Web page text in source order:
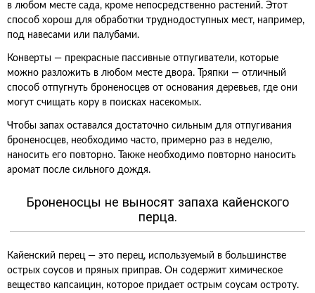
в любом месте сада, кроме непосредственно растений. Этот
способ хорош для обработки труднодоступных мест, например,
под навесами или палубами.
Конверты — прекрасные пассивные отпугиватели, которые
можно разложить в любом месте двора. Тряпки — отличный
способ отпугнуть броненосцев от основания деревьев, где они
могут счищать кору в поисках насекомых.
Чтобы запах оставался достаточно сильным для отпугивания
броненосцев, необходимо часто, примерно раз в неделю,
наносить его повторно. Также необходимо повторно наносить
аромат после сильного дождя.
Броненосцы не выносят запаха кайенского
перца.
Кайенский перец — это перец, используемый в большинстве
острых соусов и пряных приправ. Он содержит химическое
вещество капсаицин, которое придает острым соусам остроту.